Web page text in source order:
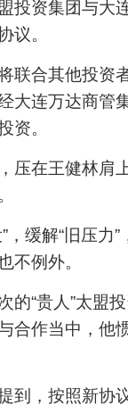
投资集团与大
议。
合其他投资
大连万达商管
资。
在王健林肩上
缓解“旧压力”
不例外。
“贵人”太盟投
合作当中，他
，按照新协